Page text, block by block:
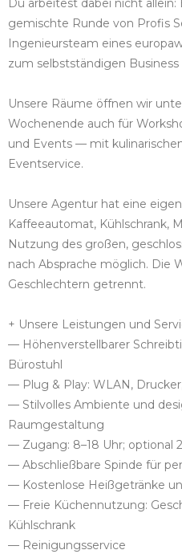
Du arbeitest dabei nicht
gemischte Runde von Profis
Ingenieursteam eines
zum selbstständigen Business
Unsere Räume öffnen wir
Wochenende auch für
und Events — mit
Eventservice.
Unsere Agentur hat eine
Kaffeeautomat, Kühlschrank,
Nutzung des großen,
nach Absprache möglich. Die
Geschlechtern getrennt.
+ Unsere Leistungen und
— Höhenverstellbarer
Bürostuhl
— Plug & Play: WLAN,
— Stilvolles Ambiente und
Raumgestaltung
— Zugang: 8–18 Uhr; optional
— Abschließbare Spinde für
— Kostenlose Heißgetränke
— Freie Küchennutzung:
Kühlschrank
— Reinigungsservice